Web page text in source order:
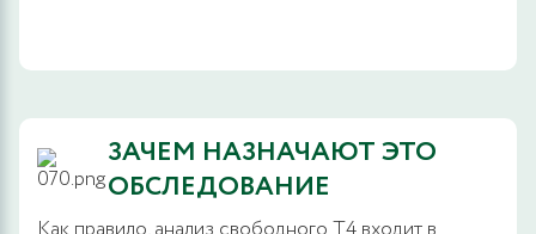
ЗАЧЕМ НАЗНАЧАЮТ ЭТО
ОБСЛЕДОВАНИЕ